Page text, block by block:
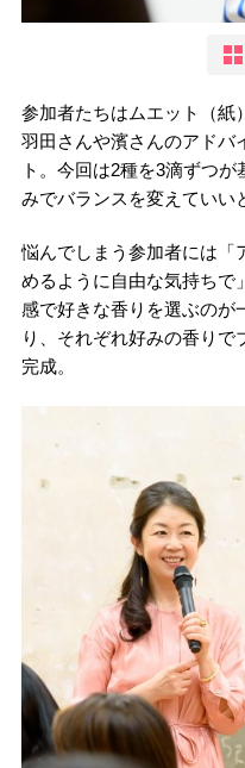
参加者たちはムエット（紙
羽田さんや濱さんのアドバ
ト。今回は2種を3滴ずつ
みでバランスを変えていい
悩んでしまう参加者には「
めるように自由な気持ちで
感で好きな香りを選ぶのが
り、それぞれ好みの香り
完成。